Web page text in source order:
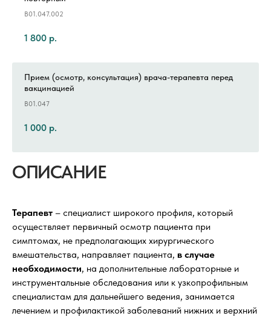
B01.047.002
1 800 р.
Прием (осмотр, консультация) врача-терапевта перед
вакцинацией
B01.047
1 000 р.
ОПИСАНИЕ
Терапевт – специалист широкого профиля, который
осуществляет первичный осмотр пациента при
симптомах, не предполагающих хирургического
вмешательства, направляет пациента, в случае
необходимости, на дополнительные лабораторные и
инструментальные обследования или к узкопрофильным
специалистам для дальнейшего ведения, занимается
лечением и профилактикой заболеваний нижних и верхний